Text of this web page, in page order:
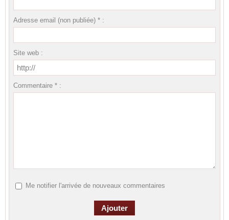
Adresse email (non publiée) * :
Site web :
Commentaire * :
Me notifier l'arrivée de nouveaux commentaires